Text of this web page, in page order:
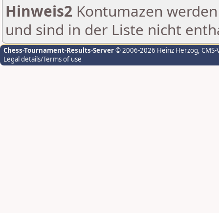
Hinweis2 Kontumazen
und sind in der Liste nicht
Chess-Tournament-Results-Server© 2006-2026 Heinz Herzog,
Legal details/Terms of use